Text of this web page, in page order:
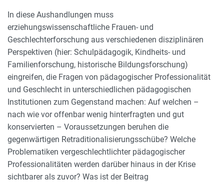
In diese Aushandlungen muss
erziehungswissenschaftliche Frauen- und
Geschlechterforschung aus verschiedenen disziplinären
Perspektiven (hier: Schulpädagogik, Kindheits- und
Familienforschung, historische Bildungsforschung)
eingreifen, die Fragen von pädagogischer Professionalität
und Geschlecht in unterschiedlichen pädagogischen
Institutionen zum Gegenstand machen: Auf welchen –
nach wie vor offenbar wenig hinterfragten und gut
konservierten – Voraussetzungen beruhen die
gegenwärtigen Retraditionalisierungsschübe? Welche
Problematiken vergeschlechtlichter pädagogischer
Professionalitäten werden darüber hinaus in der Krise
sichtbarer als zuvor? Was ist der Beitrag